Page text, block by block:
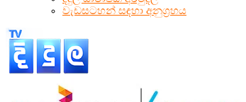
වැඩසටහන් සඳහා අනුග්‍රහය